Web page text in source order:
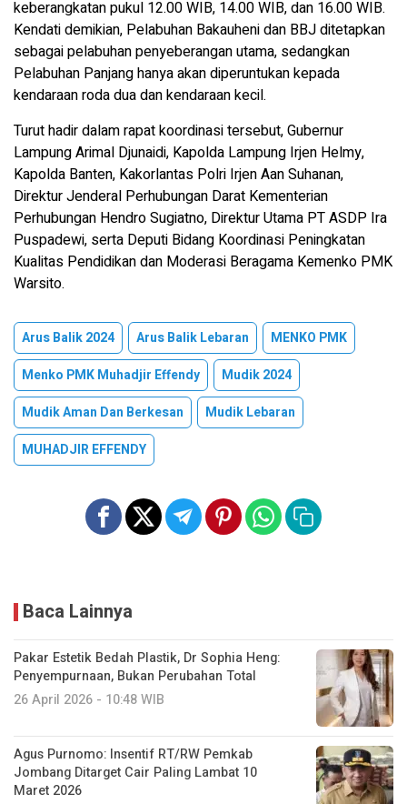
keberangkatan pukul 12.00 WIB, 14.00 WIB, dan 16.00 WIB.
Kendati demikian, Pelabuhan Bakauheni dan BBJ ditetapkan
sebagai pelabuhan penyeberangan utama, sedangkan
Pelabuhan Panjang hanya akan diperuntukan kepada
kendaraan roda dua dan kendaraan kecil.
Turut hadir dalam rapat koordinasi tersebut, Gubernur
Lampung Arimal Djunaidi, Kapolda Lampung Irjen Helmy,
Kapolda Banten, Kakorlantas Polri Irjen Aan Suhanan,
Direktur Jenderal Perhubungan Darat Kementerian
Perhubungan Hendro Sugiatno, Direktur Utama PT ASDP Ira
Puspadewi, serta Deputi Bidang Koordinasi Peningkatan
Kualitas Pendidikan dan Moderasi Beragama Kemenko PMK
Warsito.
Arus Balik 2024 Arus Balik Lebaran
MENKO PMK
Menko PMK Muhadjir Effendy
Mudik 2024
Mudik Aman Dan Berkesan
Mudik Lebaran
MUHADJIR EFFENDY
Baca Lainnya
Pakar Estetik Bedah Plastik, Dr Sophia Heng:
Penyempurnaan, Bukan Perubahan Total
26 April 2026 - 10:48 WIB
Agus Purnomo: Insentif RT/RW Pemkab
Jombang Ditarget Cair Paling Lambat 10
Maret 2026